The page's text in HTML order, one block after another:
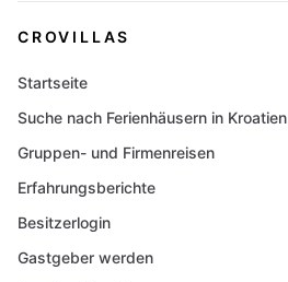
CROVILLAS
Startseite
Suche nach Ferienhäusern in Kroatien
Gruppen- und Firmenreisen
Erfahrungsberichte
Besitzerlogin
Gastgeber werden